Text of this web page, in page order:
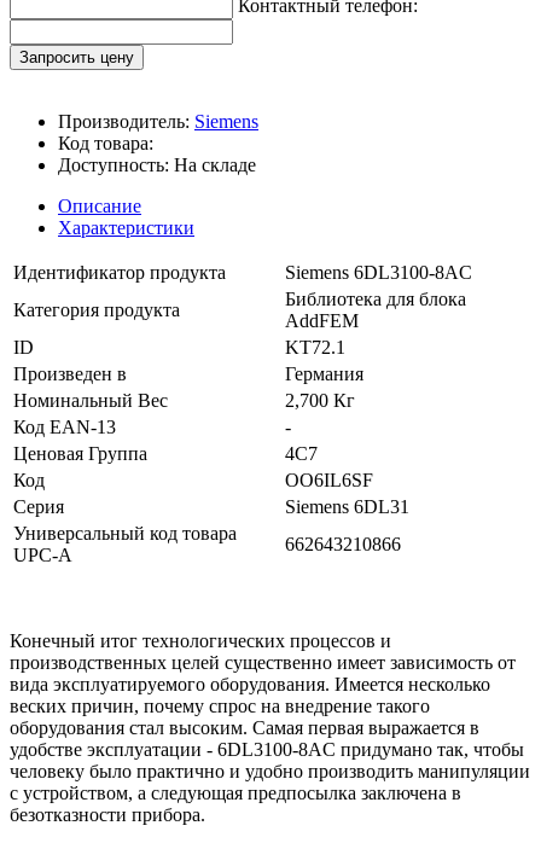
Контактный телефон:
Запросить цену
Производитель: Siemens
Код товара:
Доступность: На складе
Описание
Характеристики
Идентификатор продукта
Siemens 6DL3100-8AC
Категория продукта
Библиотека для блока
AddFEM
ID
KT72.1
Произведен в
Германия
Номинальный Вес
2,700 Кг
Код EAN-13
-
Ценовая Группа
4C7
Код
OO6IL6SF
Серия
Siemens 6DL31
Универсальный код товара
UPC-A
662643210866
Конечный итог технологических процессов и
производственных целей существенно имеет зависимость от
вида эксплуатируемого оборудования. Имеется несколько
веских причин, почему спрос на внедрение такого
оборудования стал высоким. Самая первая выражается в
удобстве эксплуатации - 6DL3100-8AC придумано так, чтобы
человеку было практично и удобно производить манипуляции
с устройством, а следующая предпосылка заключена в
безотказности прибора.